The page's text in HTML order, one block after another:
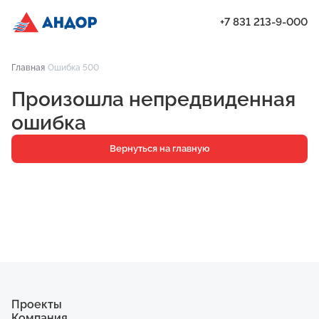
Проекты
Квартиры
Паркинг
Кладовые
+7 831 213-9-000
Главная Ошибка 500
Произошла непредвиденная
ошибка
Вернуться на главную
Проекты